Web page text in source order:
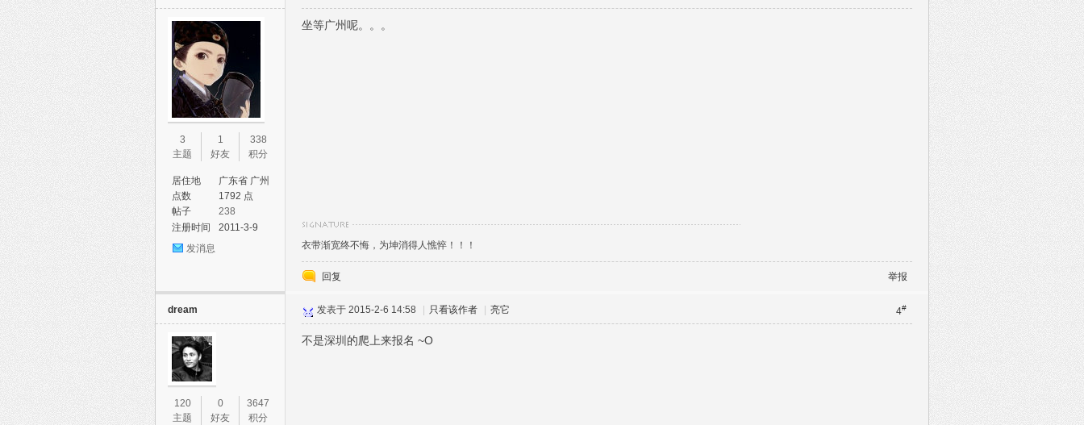
3
主题
1
好友
338
积分
居住地
广东省 广州
市
点数
1792 点
帖子
238
注册时间
2011-3-9
发消息
坐等广州呢。。。
衣带渐宽终不悔，为坤消得人憔悴！！！
回复 举报
dream
120
主题
0
好友
3647
积分
4#
发表于 2015-2-6 14:58 只看该作者 亮它
不是深圳的爬上来报名 ~O